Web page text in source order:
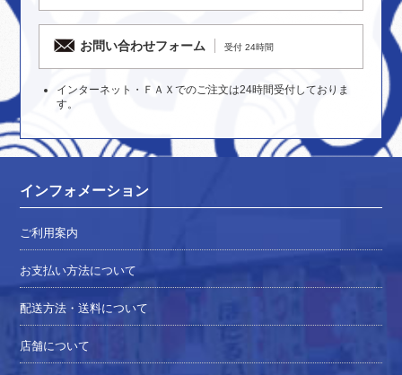
お問い合わせフォーム 受付 24時間
インターネット・ＦＡＸでのご注文は24時間受付しておりま
す。
インフォメーション
ご利用案内
お支払い方法について
配送方法・送料について
店舗について